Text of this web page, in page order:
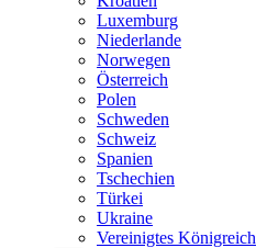
Luxemburg
Niederlande
Norwegen
Österreich
Polen
Schweden
Schweiz
Spanien
Tschechien
Türkei
Ukraine
Vereinigtes Königreich